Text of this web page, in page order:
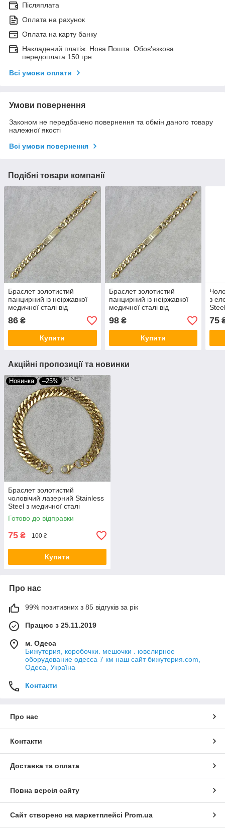
Післяплата
Оплата на рахунок
Оплата на карту банку
Накладений платіж. Нова Пошта. Обов'язкова
передоплата 150 грн.
Всі умови оплати
Умови повернення
Законом не передбачено повернення та обмін даного товару
належної якості
Всі умови повернення
Подібні товари компанії
Браслет золотистий
панцирний із неіржавкої
медичної сталі від
Stainless Steel довжина 22
см ширина 10 мм
86 ₴
Купити
Браслет золотистий
панцирний із неіржавкої
медичної сталі від
Stainless Steel довжина 22
см ширина 11 мм
98₴
Купити
з
75
Акційні пропозиції та новинки
Новинка –25%
Браслет золотистий
чоловічий лазерний Stainless
Steel з медичної сталі
довжина 22 см ширина 8 мм
Готово до відправки
75 ₴ 100 ₴
Купити
Про нас
99% позитивних з 85 відгуків за рік
Працює з 25.11.2019
м. Одеса
Бижутерия, коробочки. мешочки . ювелирное
оборудование одесса 7 км наш сайт бижутерия.com,
Одеса, Україна
Контакти
Про нас
Контакти
Доставка та оплата
Повна версія сайту
Сайт створено на маркетплейсі Prom.ua